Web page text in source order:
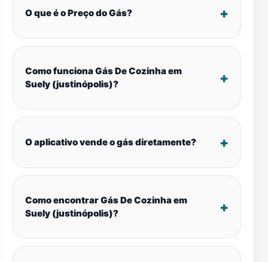
O que é o Preço do Gás?
Como funciona Gás De Cozinha em
Suely (justinópolis)?
O aplicativo vende o gás diretamente?
Como encontrar Gás De Cozinha em
Suely (justinópolis)?